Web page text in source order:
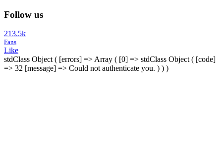
Follow us
213.5k
Fans
Like
stdClass Object ( [errors] => Array ( [0] => stdClass Object ( [code]
=> 32 [message] => Could not authenticate you. ) ) )